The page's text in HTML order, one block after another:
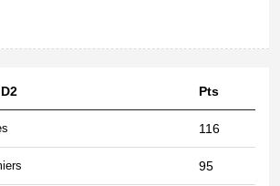
Pts
116
95